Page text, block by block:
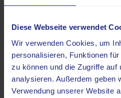
Diese Webseite verwendet
Wir verwenden Cookies, um
personalisieren, Funktionen
zu können und die Zugriffe auf
analysieren. Außerdem geben
Verwendung unserer Website
Wichtige Fakten auf
Gerade bei
eine bildgebende
Die